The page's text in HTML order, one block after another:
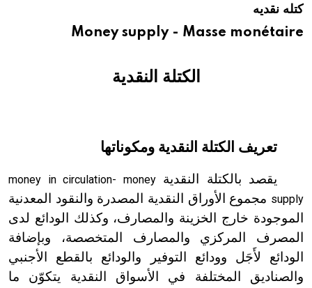
هيئة الموسوعة العربية تطلق موسوعات جديدة في عام 2026كتله نقديه
Money supply - Masse monétaire
الكتلة النقدية
تعريف الكتلة النقدية ومكوناتها
يقصد بالكتلة النقديةmoney in circulation- money
supply مجموع الأوراق النقدية المصدرة والنقود المعدنية
الموجودة خارج الخزينة والمصارف، وكذلك الودائع لدى
المصرف المركزي والمصارف المتخصصة، وبإضافة
الودائع لأَجَل وودائع التوفير والودائع بالقطع الأجنبي
والصناديق المختلفة في الأسواق النقدية يتكوّن ما